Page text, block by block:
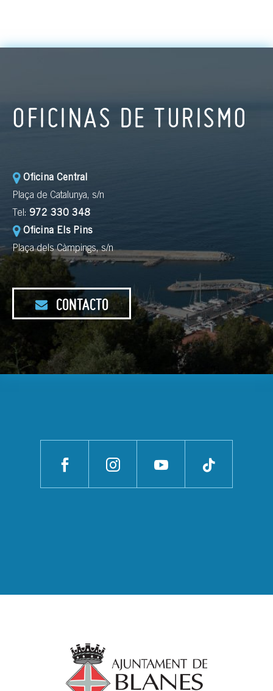
OFICINAS DE TURISMO
Oficina Central
Plaça de Catalunya, s/n
Tel: 972 330 348
Oficina Els Pins
Plaça dels Càmpings, s/n
CONTACTO